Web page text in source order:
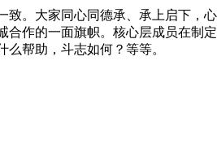
致。大家同心同德承、承上启下，
合作的一面旗帜。核心层成员在制
帮助，斗志如何？等等。